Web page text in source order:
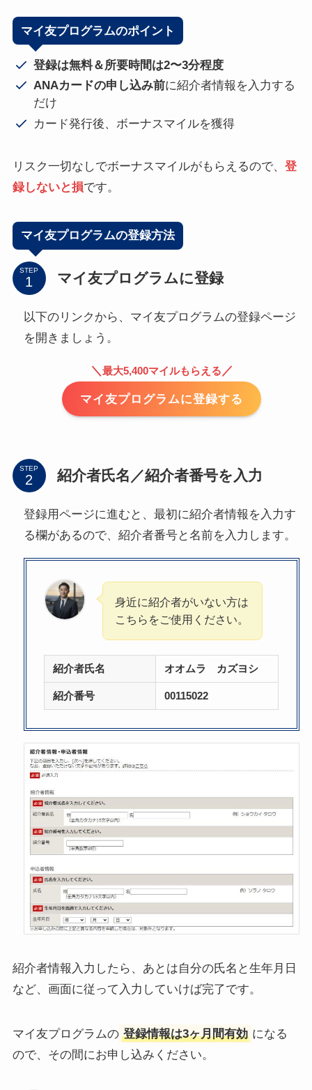
マイ友プログラムのポイント
登録は無料＆所要時間は2〜3分程度
ANAカードの申し込み前に紹介者情報を入力する
だけ
カード発行後、ボーナスマイルを獲得
リスク一切なしでボーナスマイルがもらえるので、 登
録しないと損です。
マイ友プログラムの登録方法
STEP マイ友プログラムに登録
以下のリンクから、マイ友プログラムの登録ページ
を開きましょう。
＼最大5,400マイルもらえる／
マイ友プログラムに登録する
STEP 紹介者氏名／紹介者番号を入力
登録用ページに進むと、最初に紹介者情報を入力す
る欄があるので、紹介者番号と名前を入力します。
身近に紹介者がいない方は
こちらをご使用ください。
紹介者氏名 オオムラ カズヨシ
紹介番号 00115022
紹介者情報入力したら、あとは自分の氏名と生年月日
など、画面に従って入力していけば完了です。
マイ友プログラムの 登録情報は3ヶ月間有効 になる
ので、その間にお申し込みください。